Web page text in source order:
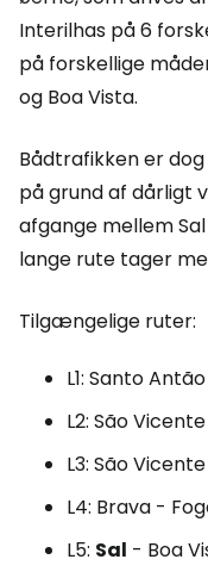
Interilhas på 6
på forskellige
og Boa Vista.
Bådtrafikken er dog
på grund af dårligt
afgange mellem
lange rute tager
Tilgængelige ruter:
L1: Santo
L2: São
L3: São
L4: Brava -
L5: Sal - Boa